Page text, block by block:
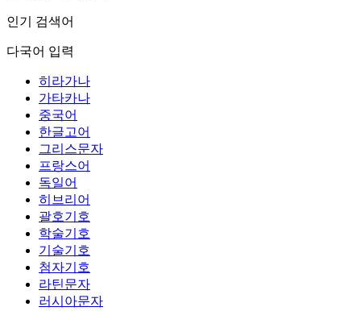
인기 검색어
다국어 입력
히라가나
가타카나
중국어
한글고어
그리스문자
프랑스어
독일어
히브리어
괄호기호
학술기호
기술기호
첨자기호
라틴문자
러시아문자